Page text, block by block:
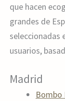
que hacen
grandes de
seleccionadas
usuarios,
Madrid
Bombo